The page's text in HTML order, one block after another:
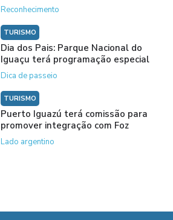
Reconhecimento
TURISMO
Dia dos Pais: Parque Nacional do
Iguaçu terá programação especial
Dica de passeio
TURISMO
Puerto Iguazú terá comissão para
promover integração com Foz
Lado argentino